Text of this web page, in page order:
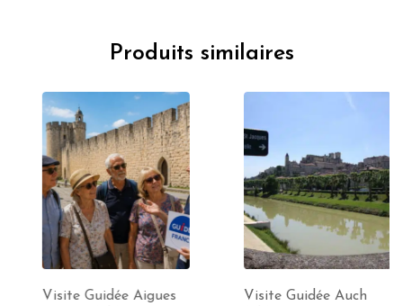
Produits similaires
Visite Guidée Aigues
Visite Guidée Auch